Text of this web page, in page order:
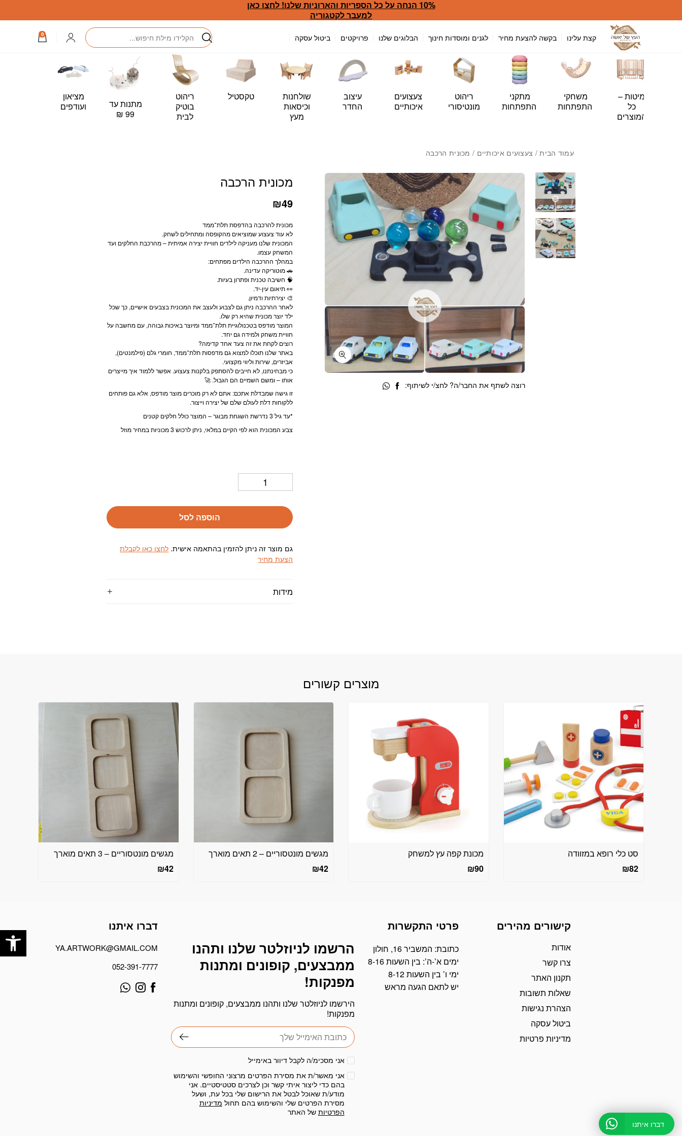
10% הנחה על כל הספריות והארוניות שלנו! לחצו כאן
למעבר לקטגוריה
קצת עלינו בקשה להצעת מחיר לגנים ומוסדות חינוך הבלוגים שלנו פרויקטים ביטול עסקה
חיפוש התחברות
0
מיטות –
כל
המוצרים
משחקי
התפתחות
מתקני
התפתחות
ריהוט
מונטיסורי
צעצועים
איכותיים
עיצוב
החדר
שולחנות
וכיסאות
מעץ
טקסטיל
ריהוט
בוטיק
לבית
מתנות עד
99 ₪
מציאון
ועודפים
עמוד הבית/ צעצועים איכותיים / מכונית הרכבה
מכונית הרכבה
₪49
מכונית להרכבה בהדפסת תלת־ממד
לא עוד צעצוע שמוציאים מהקופסה ומתחילים לשחק.
המכונית שלנו מעניקה לילדים חוויית יצירה אמיתית – מהרכבת החלקים ועד
המשחק עצמו.
במהלך ההרכבה הילדים מפתחים:
🚗 מוטוריקה עדינה.
🧠 חשיבה טכנית ופתרון בעיות.
👀 תיאום עין-יד.
🎨 יצירתיות ודמיון.
לאחר ההרכבה ניתן גם לצבוע ולעצב את המכונית בצבעים אישיים, כך שכל
ילד יוצר מכונית שהיא רק שלו.
המוצר מודפס בטכנולוגיית תלת־ממד ומיוצר באיכות גבוהה, עם מחשבה על
חוויית משחק ולמידה גם יחד.
רוצים לקחת את זה צעד אחד קדימה?
באתר שלנו תוכלו למצוא גם מדפסות תלת־ממד, חומרי גלם (פילמנטים),
אביזרים, שירות וליווי מקצועי.
כי מבחינתנו, לא חייבים להסתפק בלקנות צעצוע. אפשר ללמוד איך מייצרים
אותו – ומשם השמיים הם הגבול. 🚀
זו גישה שמבדלת אתכם: אתם לא רק מוכרים מוצר מודפס, אלא גם פותחים
ללקוחות דלת לעולם שלם של יצירה וייצור.
*עד גיל 3 נדרשת השגחת מבוגר – המוצר כולל חלקים קטנים
צבע המכונית הוא לפי הקיים במלאי, ניתן לרכוש 3 מכוניות במחיר מוזל
כמות מכונית הרכבה
הוספה לסל
גם מוצר זה ניתן להזמין בהתאמה אישית. לחצו כאן לקבלת
הצעת מחיר
מידות
רוצה לשתף את החבר/ה? לחצ/י לשיתוף:
מוצרים קשורים
סט כלי רופא במזוודה
₪82
מכונת קפה עץ למשחק
₪90
מגשים מונטסוריים – 2 תאים מוארך
₪42
מגשים מונטסוריים – 3 תאים מוארך
₪42
קישורים מהירים
אודות
צרו קשר
תקנון האתר
שאלות תשובות
הצהרת נגישות
ביטול עסקה
מדיניות פרטיות
פרטי התקשרות
כתובת: המשביר 16, חולון
ימים א’-ה’: בין השעות 8-16
ימי ו’ בין השעות 8-12
יש לתאם הגעה מראש
דברו איתנו
YA.ARTWORK@GMAIL.COM
052-391-7777
הרשמו לניוזלטר שלנו ותהנו
ממבצעים, קופונים ומתנות
מפנקות!
הירשמו לניוזלטר שלנו ותהנו ממבצעים, קופונים ומתנות
מפנקות!
דוא׳׳ל
אני מסכימ/ה לקבל דיוור באימייל
אני מאשר/ת את מסירת הפרטים מרצוני החופשי והשימוש
בהם כדי ליצור איתי קשר וכן לצרכים סטטיסטיים. אני
מודע/ת שאוכל לבטל את הרישום שלי בכל עת, ושעל
מסירת הפרטים שלי והשימוש בהם תחול מדיניות
הפרטיות של האתר
דברו איתנו